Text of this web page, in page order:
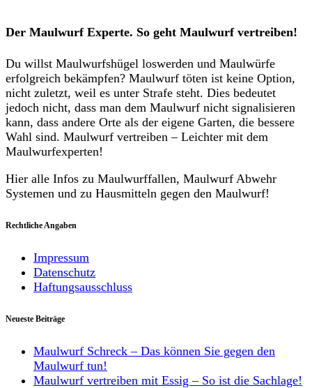
Der Maulwurf Experte. So geht Maulwurf vertreiben!
Du willst Maulwurfshügel loswerden und Maulwürfe
erfolgreich bekämpfen? Maulwurf töten ist keine Option,
nicht zuletzt, weil es unter Strafe steht. Dies bedeutet
jedoch nicht, dass man dem Maulwurf nicht signalisieren
kann, dass andere Orte als der eigene Garten, die bessere
Wahl sind. Maulwurf vertreiben – Leichter mit dem
Maulwurfexperten!
Hier alle Infos zu Maulwurffallen, Maulwurf Abwehr
Systemen und zu Hausmitteln gegen den Maulwurf!
Rechtliche Angaben
Impressum
Datenschutz
Haftungsausschluss
Neueste Beiträge
Maulwurf Schreck – Das können Sie gegen den
Maulwurf tun!
Maulwurf vertreiben mit Essig – So ist die Sachlage!